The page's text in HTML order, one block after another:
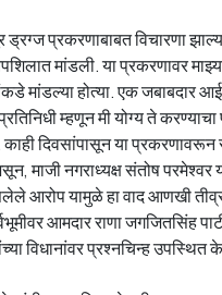
प्रकरणाबाबत विचारणा
मांडली. या प्रकरणावर
मांडल्या होत्या. एक जबाबदार
म्हणून मी योग्य ते
दिवसांपासून या प्रकरणावरून
माजी नगराध्यक्ष संतोष परमेश्वर
आरोप यामुळे हा वाद आणखी
आमदार राणा जगजितसिंह
विधानांवर प्रश्नचिन्ह उपस्थित